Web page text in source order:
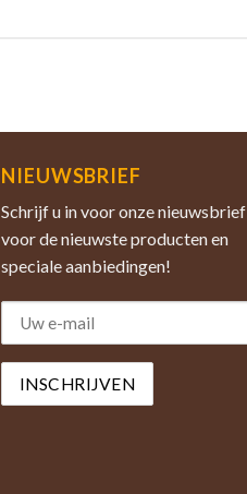
NIEUWSBRIEF
Schrijf u in voor onze nieuwsbrief
voor de nieuwste producten en
speciale aanbiedingen!